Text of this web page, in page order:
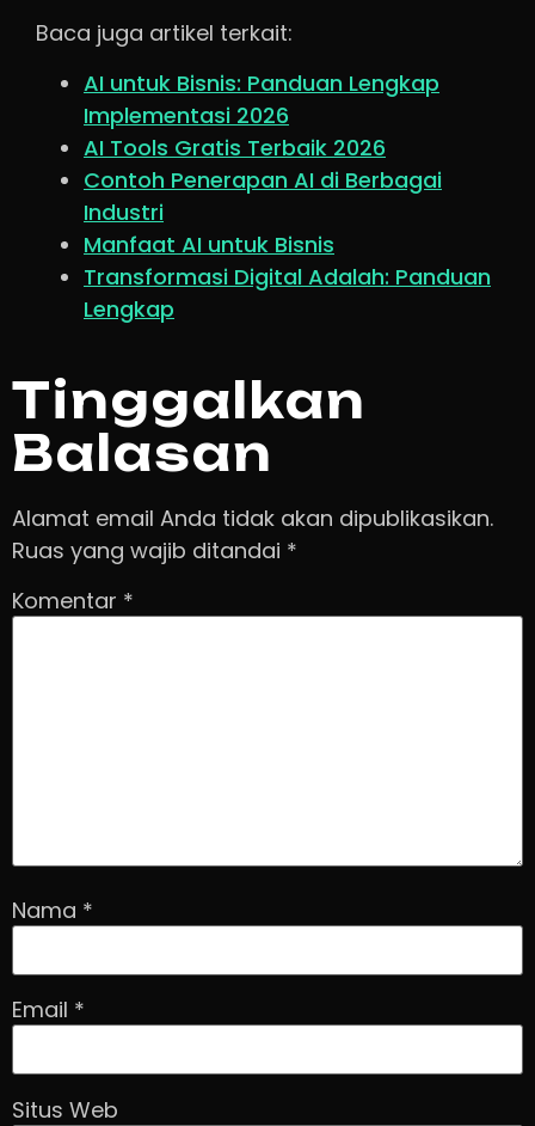
Baca juga artikel terkait:
AI untuk Bisnis: Panduan Lengkap
Implementasi 2026
AI Tools Gratis Terbaik 2026
Contoh Penerapan AI di Berbagai
Industri
Manfaat AI untuk Bisnis
Transformasi Digital Adalah: Panduan
Lengkap
Tinggalkan
Balasan
Alamat email Anda tidak akan dipublikasikan.
Ruas yang wajib ditandai *
Komentar *
Nama *
Email *
Situs Web